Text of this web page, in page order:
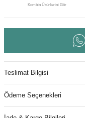
Kombin Ürünlerini Gör
Teslimat Bilgisi
Ödeme Seçenekleri